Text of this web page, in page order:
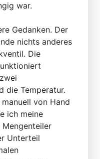
war.
Gedanken. Der
nichts anderes
Die
die Temperatur.
von Hand
ich meine
Unterteil